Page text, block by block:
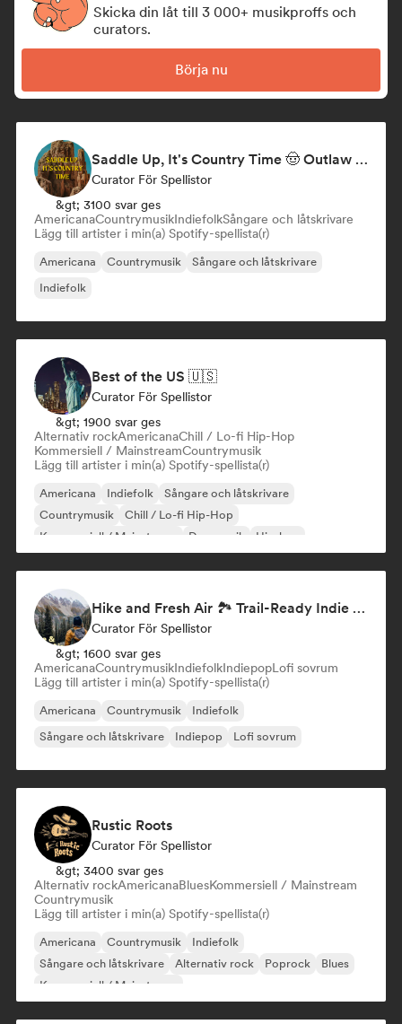
Skicka din låt till 3 000+ musikproffs och
curators.
Börja nu
Saddle Up, It's Country Time 🤠 Outlaw Country, Americana & Country Rock
Curator För Spellistor
&gt; 3100 svar ges
AmericanaCountrymusikIndiefolkSångare och låtskrivare
Lägg till artister i min(a) Spotify-spellista(r)
Americana Countrymusik
Sångare och låtskrivare
Indiefolk
Best of the US 🇺🇸
Curator För Spellistor
&gt; 1900 svar ges
Alternativ rockAmericanaChill / Lo-fi Hip-Hop
Kommersiell / MainstreamCountrymusik
Lägg till artister i min(a) Spotify-spellista(r)
Americana Indiefolk
Sångare och låtskrivare
Countrymusik
Chill / Lo-fi Hip-Hop
Kommersiell / Mainstream
Dansmusik Hip-hop
Hike and Fresh Air 🏞️ Trail-Ready Indie Folk & Acoustic
Curator För Spellistor
&gt; 1600 svar ges
AmericanaCountrymusikIndiefolkIndiepopLofi sovrum
Lägg till artister i min(a) Spotify-spellista(r)
Americana Countrymusik
Indiefolk
Sångare och låtskrivare
Indiepop Lofi sovrum
Rustic Roots
Curator För Spellistor
&gt; 3400 svar ges
Alternativ rockAmericanaBluesKommersiell / Mainstream
Countrymusik
Lägg till artister i min(a) Spotify-spellista(r)
Americana Countrymusik
Indiefolk
Sångare och låtskrivare
Alternativ rock Poprock
Blues
Kommersiell / Mainstream